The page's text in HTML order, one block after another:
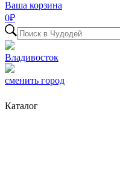
Ваша корзина
0₽
Владивосток
сменить город
Каталог